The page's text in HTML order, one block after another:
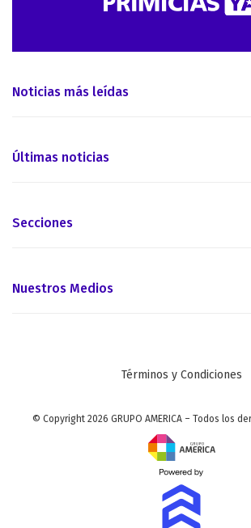
Noticias más leídas
Últimas noticias
Secciones
Nuestros Medios
Términos y Condiciones
© Copyright 2026 GRUPO AMERICA – Todos los